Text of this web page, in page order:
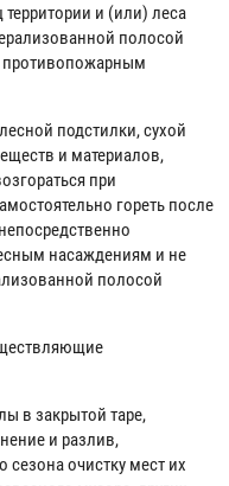
и (или) леса
полосой
подстилки, сухой
и материалов,
при
гореть после
насаждениям и не
полосой
в закрытой таре,
и разлив,
очистку мест их